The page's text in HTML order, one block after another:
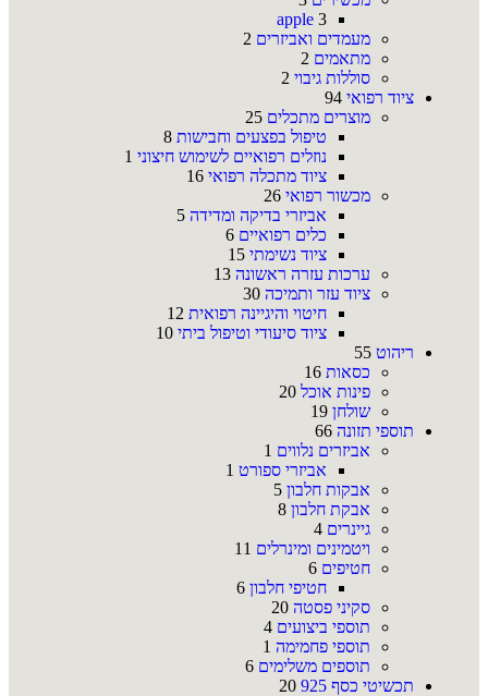
apple 3
מעמדים ואביזרים 2
מתאמים 2
סוללות גיבוי 2
ציוד רפואי 94
מוצרים מתכלים 25
טיפול בפצעים וחבישות 8
נוזלים רפואיים לשימוש חיצוני 1
ציוד מתכלה רפואי 16
מכשור רפואי 26
אביזרי בדיקה ומדידה 5
כלים רפואיים 6
ציוד נשימתי 15
ערכות עזרה ראשונה 13
ציוד עזר ותמיכה 30
חיטוי והיגיינה רפואית 12
ציוד סיעודי וטיפול ביתי 10
ריהוט 55
כסאות 16
פינות אוכל 20
שולחן 19
תוספי תזונה 66
אביזרים נלווים 1
אביזרי ספורט 1
אבקות חלבון 5
אבקת חלבון 8
גיינרים 4
ויטמינים ומינרלים 11
חטיפים 6
חטיפי חלבון 6
סקיני פסטה 20
תוספי ביצועים 4
תוספי פחמימה 1
תוספים משלימים 6
תכשיטי כסף 925
20